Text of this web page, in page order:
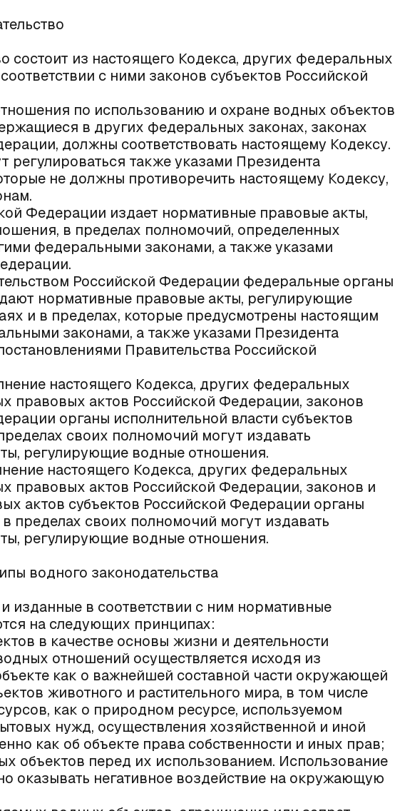
состоит из настоящего Кодекса, других федеральных
с ними законов субъектов Российской
по использованию и охране водных объектов
в других федеральных законах, законах
должны соответствовать настоящему Кодексу.
регулироваться также указами Президента
не должны противоречить настоящему Кодексу,
Федерации издает нормативные правовые акты,
в пределах полномочий, определенных
федеральными законами, а также указами
Российской Федерации федеральные органы
нормативные правовые акты, регулирующие
и в пределах, которые предусмотрены настоящим
законами, а также указами Президента
Правительства Российской
настоящего Кодекса, других федеральных
правовых актов Российской Федерации, законов
органы исполнительной власти субъектов
своих полномочий могут издавать
регулирующие водные отношения.
настоящего Кодекса, других федеральных
правовых актов Российской Федерации, законов и
актов субъектов Российской Федерации органы
пределах своих полномочий могут издавать
регулирующие водные отношения.
водного законодательства
изданные в соответствии с ним нормативные
на следующих принципах:
в качестве основы жизни и деятельности
отношений осуществляется исходя из
как о важнейшей составной части окружающей
животного и растительного мира, в том числе
как о природном ресурсе, используемом
нужд, осуществления хозяйственной и иной
как об объекте права собственности и иных прав;
объектов перед их использованием. Использование
оказывать негативное воздействие на окружающую